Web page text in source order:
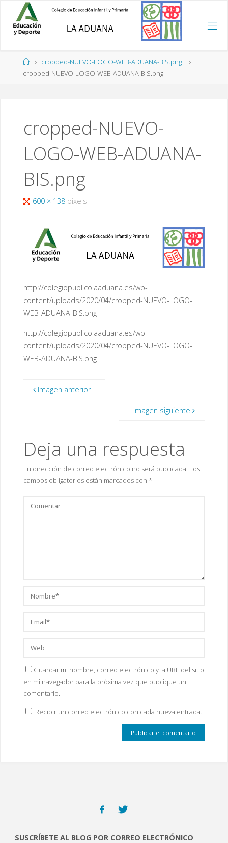
contenido
Página
de
cropped-NUEVO-LOGO-WEB-ADUANA-BIS.png
cropped-NUEVO-LOGO-WEB-ADUANA-BIS.png
cropped-NUEVO-
LOGO-WEB-ADUANA-
BIS.png
Tamaño
600 × 138 pixels
http://colegiopublicolaaduana.es/wp-
content/uploads/2020/04/cropped-NUEVO-LOGO-
WEB-ADUANA-BIS.png
http://colegiopublicolaaduana.es/wp-
content/uploads/2020/04/cropped-NUEVO-LOGO-
WEB-ADUANA-BIS.png
Imagen anterior
Imagen siguiente
Deja una respuesta
Tu dirección de correo electrónico no será publicada. Los
campos obligatorios están marcados con *
Guardar mi nombre, correo electrónico y la URL del sitio
en mi navegador para la próxima vez que publique un
comentario.
Recibir un correo electrónico con cada nueva entrada.
SUSCRÍBETE AL BLOG POR CORREO ELECTRÓNICO